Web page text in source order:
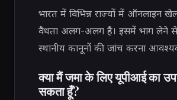
भारत में विभिन्न राज्यों में ऑनलाइन
वैधता अलग-अलग है। इसमें भाग लेने
स्थानीय कानूनों की जांच करना
क्या मैं जमा के लिए यूपीआई का
सकता हूँ?